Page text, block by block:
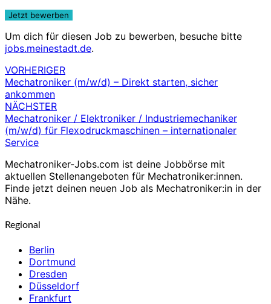
Um dich für diesen Job zu bewerben, besuche bitte
jobs.meinestadt.de.
Beitragsnavigation
VORHERIGER
Mechatroniker (m/w/d) – Direkt starten, sicher
ankommen
NÄCHSTER
Mechatroniker / Elektroniker / Industriemechaniker
(m/w/d) für Flexodruckmaschinen – internationaler
Service
Mechatroniker-Jobs.com ist deine Jobbörse mit
aktuellen Stellenangeboten für Mechatroniker:innen.
Finde jetzt deinen neuen Job als Mechatroniker:in in der
Nähe.
Regional
Berlin
Dortmund
Dresden
Düsseldorf
Frankfurt